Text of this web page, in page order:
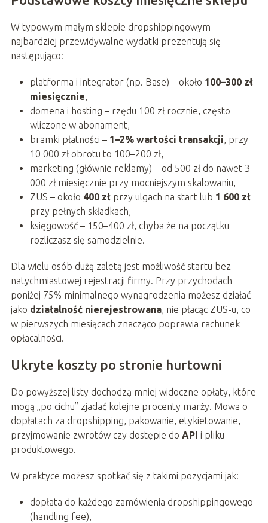
W typowym małym sklepie dropshippingowym
najbardziej przewidywalne wydatki prezentują się
następująco:
platforma i integrator (np. Base) – około 100–300 zł
miesięcznie,
domena i hosting – rzędu 100 zł rocznie, często
wliczone w abonament,
bramki płatności – 1–2% wartości transakcji, przy
10 000 zł obrotu to 100–200 zł,
marketing (głównie reklamy) – od 500 zł do nawet 3
000 zł miesięcznie przy mocniejszym skalowaniu,
ZUS – około 400 złprzy ulgach na start lub 1 600 zł
przy pełnych składkach,
księgowość – 150–400 zł, chyba że na początku
rozliczasz się samodzielnie.
Dla wielu osób dużą zaletą jest możliwość startu bez
natychmiastowej rejestracji firmy. Przy przychodach
poniżej 75% minimalnego wynagrodzenia możesz działać
jako działalność nierejestrowana, nie płacąc ZUS-u, co
w pierwszych miesiącach znacząco poprawia rachunek
opłacalności.
Ukryte koszty po stronie hurtowni
Do powyższej listy dochodzą mniej widoczne opłaty, które
mogą „po cichu” zjadać kolejne procenty marży. Mowa o
dopłatach za dropshipping, pakowanie, etykietowanie,
przyjmowanie zwrotów czy dostępie do API i pliku
produktowego.
W praktyce możesz spotkać się z takimi pozycjami jak:
dopłata do każdego zamówienia dropshippingowego
(handling fee),